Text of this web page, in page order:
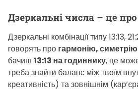
Дзеркальні числа – це
Дзеркальні комбінації типу 13:13,
говорять про гармонію, симетрію
бачиш 13:13 на годиннику, це
треба знайти баланс між твоїм
креативність) та зовнішнім